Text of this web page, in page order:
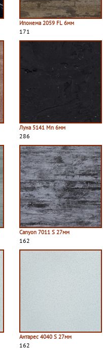
Ипонема 2059 FL 6мм
171
Луна 5141 Mn 6мм
286
Canyon 7011 S 27мм
162
Антарес 4040 S 27мм
162